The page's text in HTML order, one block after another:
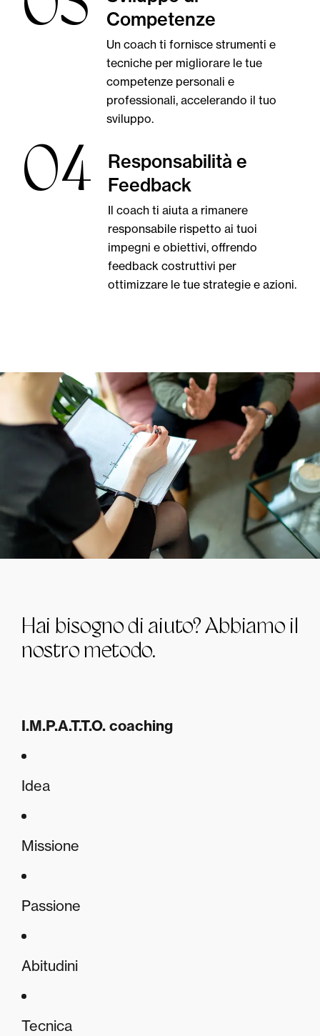
Competenze
Un coach ti fornisce strumenti e
tecniche per migliorare le tue
competenze personali e
professionali, accelerando il tuo
sviluppo.
04
Responsabilità e
Feedback
Il coach ti aiuta a rimanere
responsabile rispetto ai tuoi
impegni e obiettivi, offrendo
feedback costruttivi per
ottimizzare le tue strategie e azioni.
Hai bisogno di aiuto? Abbiamo il
nostro metodo.
I.M.P.A.T.T.O. coaching
Idea
Missione
Passione
Abitudini
Tecnica